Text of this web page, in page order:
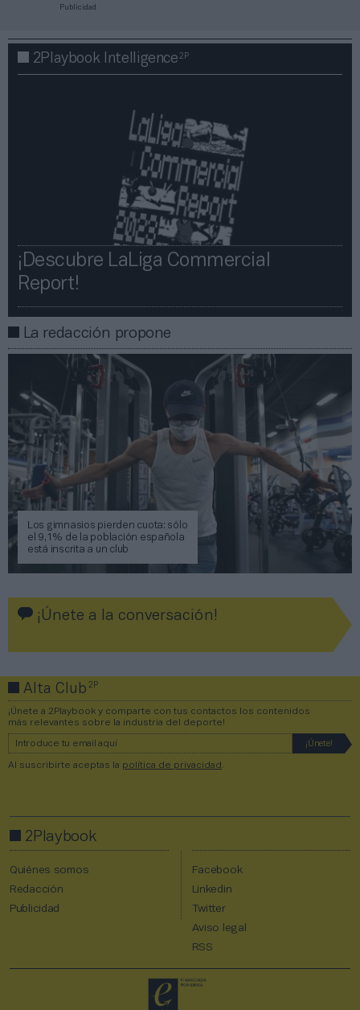
Publicidad
2Playbook Intelligence2P
¡Descubre LaLiga Commercial
Report!​​
La redacción propone
Los gimnasios pierden cuota: sólo
el 9,1% de la población española
está inscrita a un club
¡Únete a la conversación!
Alta Club2P
¡Únete a 2Playbook y comparte con tus contactos los contenidos
más relevantes sobre la industria del deporte!
Al suscribirte aceptas la política de privacidad
2Playbook
Quiénes somos
Redacción
Publicidad
Facebook
Linkedin
Twitter
Aviso legal
RSS